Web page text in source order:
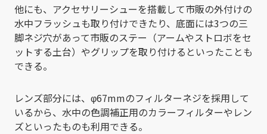
他にも、アクセサリーシューを搭載して市販の外付けの
水中フラッシュも取り付けできたり、底面には3つの三
脚ネジ穴があって市販のステー（アームやストロボをセ
ットする土台）やグリップを取り付けるといったことも
できる。
レンズ部分には、φ67mmのフィルターネジを採用して
いるから、水中の色調補正用のカラーフィルターやレン
ズといったものも利用できる。